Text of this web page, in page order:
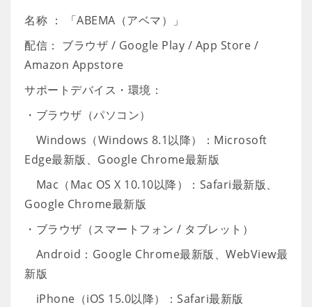
名称 ： 「ABEMA（アベマ）」
配信： ブラウザ / Google Play / App Store /
Amazon Appstore
サポートデバイス・環境：
・ブラウザ（パソコン）
Windows（Windows 8.1以降）：Microsoft
Edge最新版、Google Chrome最新版
Mac（Mac OS X 10.10以降）：Safari最新版、
Google Chrome最新版
・ブラウザ（スマートフォン / タブレット）
Android：Google Chrome最新版、WebView最
新版
iPhone（iOS 15.0以降）：Safari最新版